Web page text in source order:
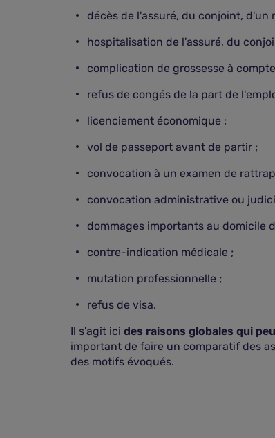
décès de l'assuré, du conjoint, d'un
hospitalisation de l'assuré, du
complication de grossesse à
refus de congés de la part de
licenciement économique ;
vol de passeport avant de partir ;
convocation à un examen de
convocation administrative ou
dommages importants au domicile
contre-indication médicale ;
mutation professionnelle ;
refus de visa.
Il s'agit ici des raisons globales qui
important de faire un comparatif des
des motifs évoqués.